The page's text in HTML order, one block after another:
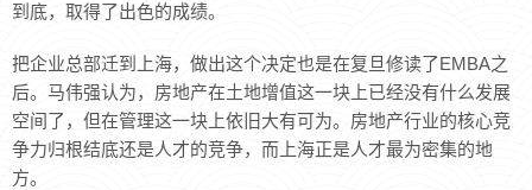
到底，取得了出色的成绩。
把企业总部迁到上海，做出这个决定也是在复旦修读了EMBA之
后。马伟强认为，房地产在土地增值这一块上已经没有什么发展
空间了，但在管理这一块上依旧大有可为。房地产行业的核心竞
争力归根结底还是人才的竞争，而上海正是人才最为密集的地
方。